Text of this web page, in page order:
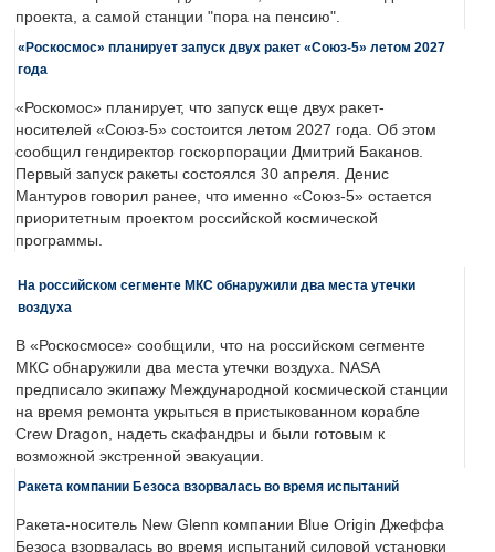
проекта, а самой станции "пора на пенсию".
«Роскосмос» планирует запуск двух ракет «Союз-5» летом 2027
года
«Роскомос» планирует, что запуск еще двух ракет-
носителей «Союз-5» состоится летом 2027 года. Об этом
сообщил гендиректор госкорпорации Дмитрий Баканов.
Первый запуск ракеты состоялся 30 апреля. Денис
Мантуров говорил ранее, что именно «Союз-5» остается
приоритетным проектом российской космической
программы.
На российском сегменте МКС обнаружили два места утечки
воздуха
В «Роскосмосе» сообщили, что на российском сегменте
МКС обнаружили два места утечки воздуха. NASA
предписало экипажу Международной космической станции
на время ремонта укрыться в пристыкованном корабле
Crew Dragon, надеть скафандры и были готовым к
возможной экстренной эвакуации.
Ракета компании Безоса взорвалась во время испытаний
Ракета-носитель New Glenn компании Blue Origin Джеффа
Безоса взорвалась во время испытаний силовой установки